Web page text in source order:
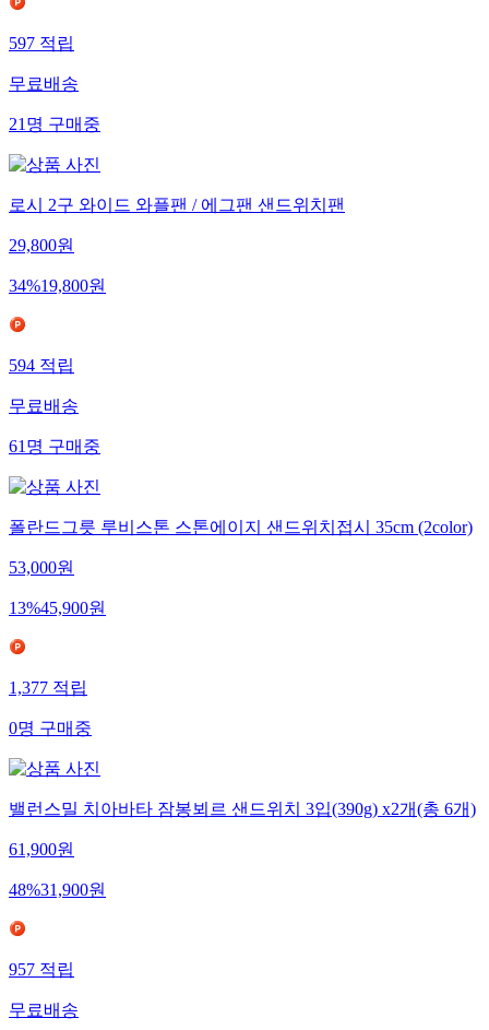
597적립
무료배송
21명구매중
로시 2구 와이드 와플팬 / 에그팬 샌드위치팬
29,800원
34%19,800원
594적립
무료배송
61명구매중
폴란드그릇 루비스톤 스톤에이지 샌드위치접시 35cm (2color)
53,000원
13%45,900원
1,377적립
0명구매중
밸런스밀 치아바타 잠봉뵈르 샌드위치 3입(390g) x2개(총 6개)
61,900원
48%31,900원
957적립
무료배송